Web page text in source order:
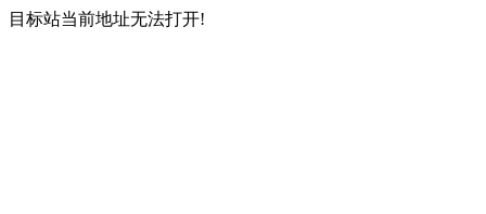
目标站当前地址无法打开!